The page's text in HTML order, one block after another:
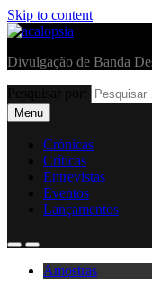
Skip to content
acalopsia
Divulgação de Banda
Menu
Crónicas
Críticas
Entrevistas
Eventos
Lançamentos
Amostras